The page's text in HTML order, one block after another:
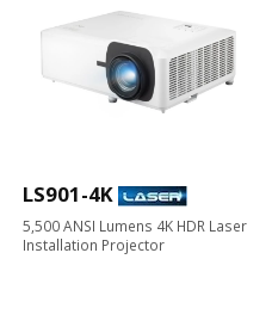
LS901-4K
5,500 ANSI Lumens 4K HDR Laser
Installation Projector​